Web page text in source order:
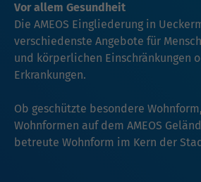
Vor allem Gesundheit
Die AMEOS Eingliederung in
verschiedenste Angebote für
und körperlichen Einschränkungen
Erkrankungen.
Ob geschützte besondere
Wohnformen auf dem AMEOS
betreute Wohnform im Kern der